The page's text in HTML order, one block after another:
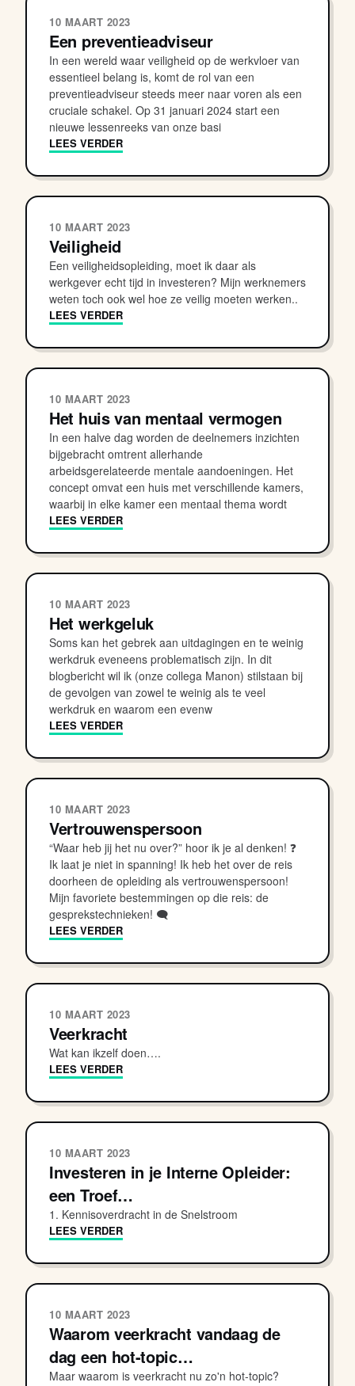
10 MAART 2023
Een preventieadviseur
In een wereld waar veiligheid op de werkvloer van
essentieel belang is, komt de rol van een
preventieadviseur steeds meer naar voren als een
cruciale schakel. Op 31 januari 2024 start een
nieuwe lessenreeks van onze basi
LEES VERDER
10 MAART 2023
Veiligheid
Een veiligheidsopleiding, moet ik daar als
werkgever echt tijd in investeren? Mijn werknemers
weten toch ook wel hoe ze veilig moeten werken..
LEES VERDER
10 MAART 2023
Het huis van mentaal vermogen
In een halve dag worden de deelnemers inzichten
bijgebracht omtrent allerhande
arbeidsgerelateerde mentale aandoeningen. Het
concept omvat een huis met verschillende kamers,
waarbij in elke kamer een mentaal thema wordt
LEES VERDER
10 MAART 2023
Het werkgeluk
Soms kan het gebrek aan uitdagingen en te weinig
werkdruk eveneens problematisch zijn. In dit
blogbericht wil ik (onze collega Manon) stilstaan bij
de gevolgen van zowel te weinig als te veel
werkdruk en waarom een evenw
LEES VERDER
10 MAART 2023
Vertrouwenspersoon
“Waar heb jij het nu over?” hoor ik je al denken! ❓
Ik laat je niet in spanning! Ik heb het over de reis
doorheen de opleiding als vertrouwenspersoon!
Mijn favoriete bestemmingen op die reis: de
gesprekstechnieken! 🗨
LEES VERDER
10 MAART 2023
Veerkracht
Wat kan ikzelf doen….
LEES VERDER
10 MAART 2023
Investeren in je Interne Opleider:
een Troef…
1. Kennisoverdracht in de Snelstroom
LEES VERDER
10 MAART 2023
Waarom veerkracht vandaag de
dag een hot-topic…
Maar waarom is veerkracht nu zo'n hot-topic?